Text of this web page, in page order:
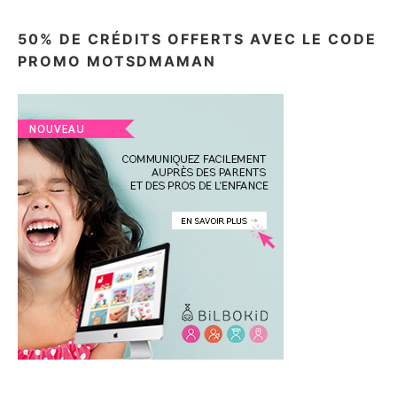
50% DE CRÉDITS OFFERTS AVEC LE CODE
PROMO MOTSDMAMAN